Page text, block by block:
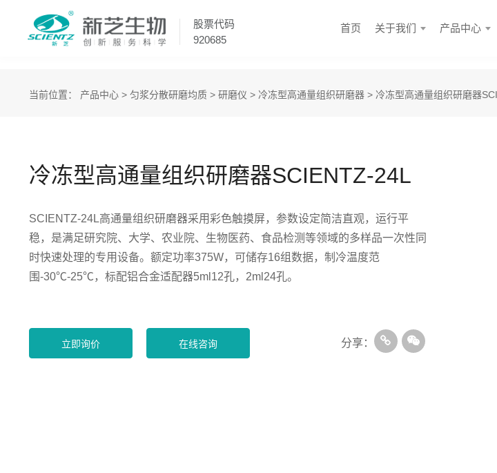
股票代码
920685
首页 关于我们 产品中心
当前位置： 产品中心> 匀浆分散研磨均质> 研磨仪 > 冷冻型高通量组织研磨器> 冷冻型高通量组织研磨器
冷冻型高通量组织研磨器SCIENTZ-24L
SCIENTZ-24L高通量组织研磨器采用彩色触摸屏，参数设定简洁直观，运行平
稳，是满足研究院、大学、农业院、生物医药、食品检测等领域的多样品一次性同
时快速处理的专用设备。额定功率375W，可储存16组数据，制冷温度范
围-30℃-25℃，标配铝合金适配器5ml12孔，2ml24孔。
立即询价 在线咨询 分享：